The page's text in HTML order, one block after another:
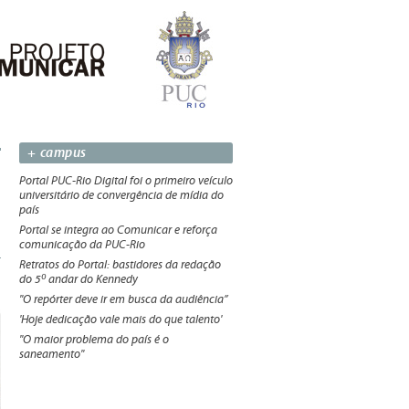
+ campus
Portal PUC-Rio Digital foi o primeiro veículo
universitário de convergência de mídia do
país
Portal se integra ao Comunicar e reforça
comunicação da PUC-Rio
Retratos do Portal: bastidores da redação
do 5º andar do Kennedy
"O repórter deve ir em busca da audiência”
'Hoje dedicação vale mais do que talento'
"O maior problema do país é o
saneamento"